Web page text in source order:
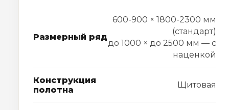
Размерный ряд
600-900 × 1800-2300 мм
(стандарт)
до 1000 × до 2500 мм — с
наценкой
Конструкция
полотна
Щитовая